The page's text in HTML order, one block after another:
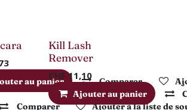
Comparer Ajouter à la liste de
au panier Comparer
Nouveau !
Kill Lash
Remover
CHF11,10
Ajouter au panier